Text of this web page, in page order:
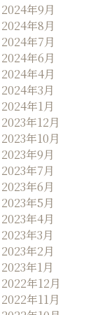
2024年9月
2024年8月
2024年7月
2024年6月
2024年4月
2024年3月
2024年1月
2023年12月
2023年10月
2023年9月
2023年7月
2023年6月
2023年5月
2023年4月
2023年3月
2023年2月
2023年1月
2022年12月
2022年11月